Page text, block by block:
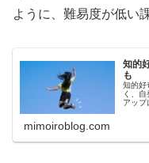
ように、難易度が低い
知的
も
知的好
く、
アップ
mimoiroblog.com